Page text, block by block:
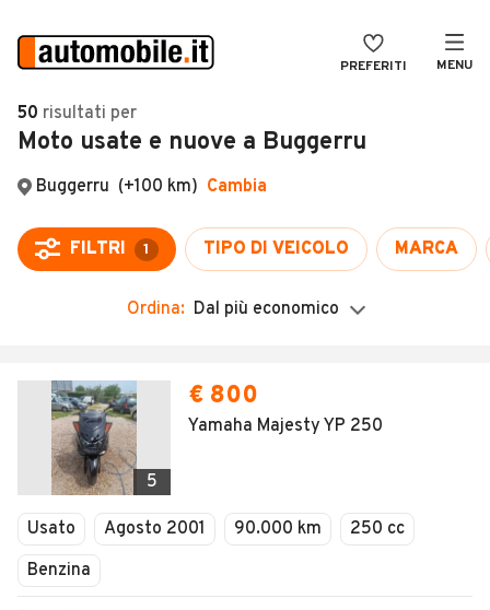
PREFERITI MENU
Auto
Auto usate
Auto Km 0
Auto Nuove
Noleggio a lungo termine
Moto
Camper
Veicoli Commerciali
Concessionari
VENDI
MAGAZINE
ACCEDI
50 risultati per
Moto usate e nuove a Buggerru
Buggerru (+100 km) Cambia
FILTRI 1 TIPO DI VEICOLO MARCA
Ordina: Dal più economico